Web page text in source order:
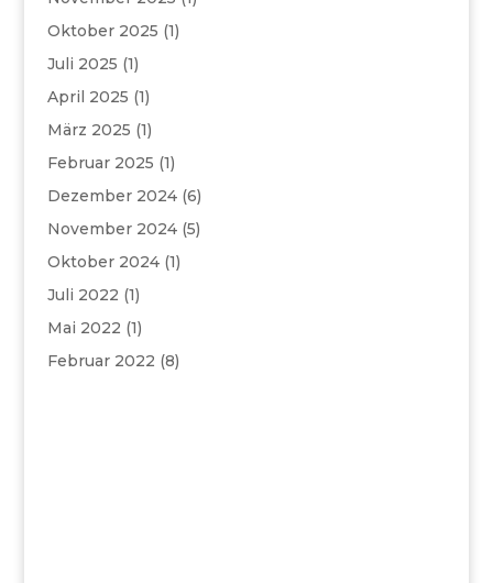
Oktober 2025 (1)
Juli 2025 (1)
April 2025 (1)
März 2025 (1)
Februar 2025 (1)
Dezember 2024(6)
November 2024(5)
Oktober 2024(1)
Juli 2022 (1)
Mai 2022 (1)
Februar 2022 (8)